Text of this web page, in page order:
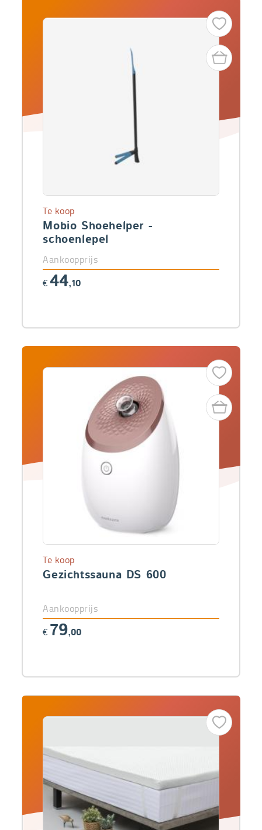
Mobio Shoehelper -
schoenlepel
Te koop
Aankoopprijs
€ 44,10
Gezichtssauna DS 600
Te koop
Aankoopprijs
€ 79,00